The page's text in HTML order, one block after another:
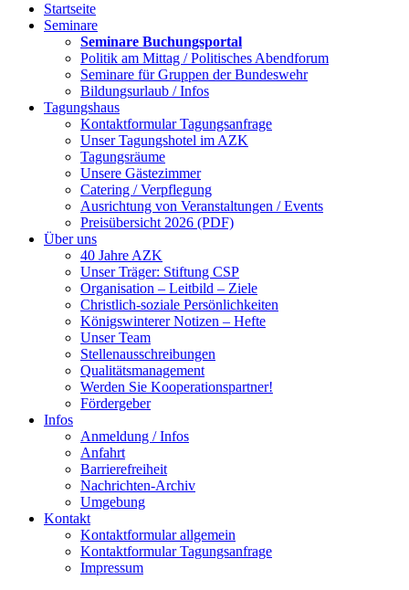
Startseite
Seminare
Seminare Buchungsportal
Politik am Mittag / Politisches Abendforum
Seminare für Gruppen der Bundeswehr
Bildungsurlaub / Infos
Tagungshaus
Kontaktformular Tagungsanfrage
Unser Tagungshotel im AZK
Tagungsräume
Unsere Gästezimmer
Catering / Verpflegung
Ausrichtung von Veranstaltungen / Events
Preisübersicht 2026 (PDF)
Über uns
40 Jahre AZK
Unser Träger: Stiftung CSP
Organisation – Leitbild – Ziele
Christlich-soziale Persönlichkeiten
Königswinterer Notizen – Hefte
Unser Team
Stellenausschreibungen
Qualitätsmanagement
Werden Sie Kooperationspartner!
Fördergeber
Infos
Anmeldung / Infos
Anfahrt
Barrierefreiheit
Nachrichten-Archiv
Umgebung
Kontakt
Kontaktformular allgemein
Kontaktformular Tagungsanfrage
Impressum